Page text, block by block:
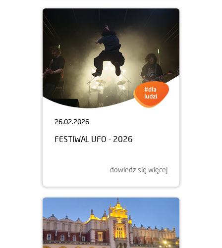
26.02.2026
FESTIWAL UFO - 2026
dowiedz się więcej